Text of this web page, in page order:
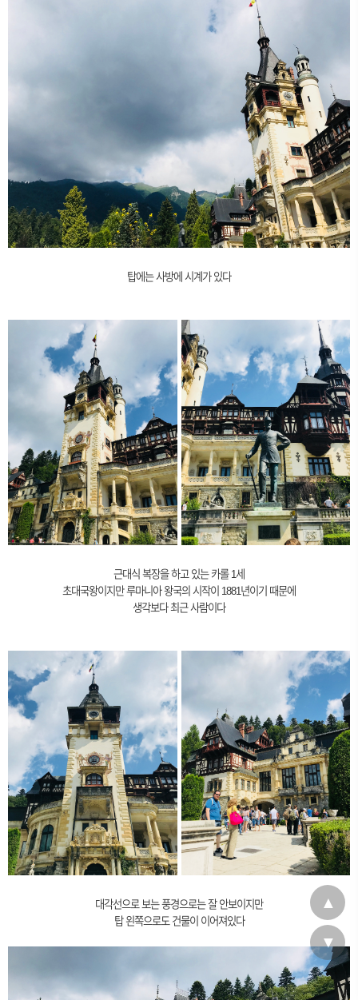
탑에는 사방에 시계가 있다
근대식 복장을 하고 있는 카롤 1세
초대국왕이지만 루마니아 왕국의 시작이 1881년이기 때문에
생각보다 최근 사람이다
대각선으로 보는 풍경으로는 잘 안보이지만
탑 왼쪽으로도 건물이 이어져있다
▲
▼